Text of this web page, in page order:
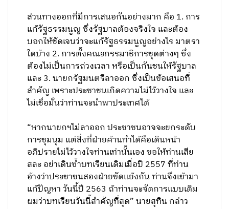
ส่วนทางออกที่มีการเสนอกันอย่างมาก คือ 1. การ
แก้รัฐธรรมนูญ ซึ่งรัฐบาลต้องจริงใจ และต้อง
บอกให้ชัดเจนว่าจะแก้รัฐธรรมนูญอย่างไร มาตรา
ใดบ้าง 2. การตั้งคณะกรรมาธิการชุดต่างๆ ซึ่ง
ต้องไม่เป็นการถ่วงเวลา หรือเป็นกันชนให้รัฐบาล
และ 3. นายกรัฐมนตรีลาออก ซึ่งเป็นข้อเสนอที่
สำคัญ เพราะประชาชนเกิดความไม่ไว้วางใจ และ
ไม่เชื่อมั่นว่าท่านจะนำพาประเทศได้
“หากนายกฯไม่ลาออก ประชาชนอาจจะยกระดับ
การชุมนุม แต่สิ่งที่ฝ่ายค้านทำได้คือเดินหน้า
อภิปรายไม่ไว้วางใจท่านเท่านั้นเอง ขอให้ท่านเสีย
สละ อย่าเดินซ้ำบทเรียนเดิมเมื่อปี 2557 ที่ท่าน
อ้างว่าประชาชนสองฝ่ายขัดแย้งกัน ท่านจึงเข้ามา
แก้ปัญหา วันนี้ปี 2563 ถ้าท่านจะจัดการแบบเดิม
ผมว่าบทเรียนวันนี้สำคัญที่สุด” นายสุทิน กล่าว